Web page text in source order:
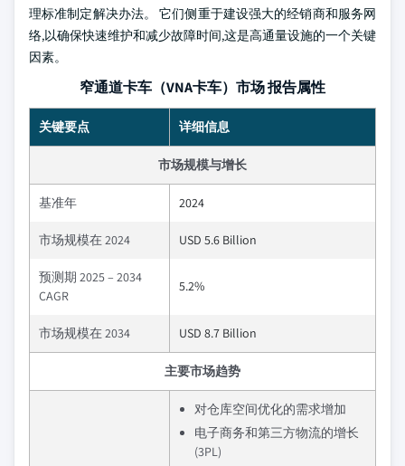
理标准制定解决办法。 它们侧重于建设强大的经销商和服务网
络,以确保快速维护和减少故障时间,这是高通量设施的一个关键
因素。
窄通道卡车（VNA卡车）市场 报告属性
关键要点 详细信息
市场规模与增长
基准年 2024
市场规模在 2024 USD 5.6 Billion
预测期 2025 – 2034
CAGR
5.2%
市场规模在 2034 USD 8.7 Billion
主要市场趋势
对仓库空间优化的需求增加
电子商务和第三方物流的增长
(3PL)